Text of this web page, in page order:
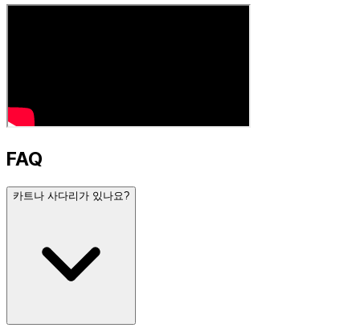
FAQ
카트나 사다리가 있나요?